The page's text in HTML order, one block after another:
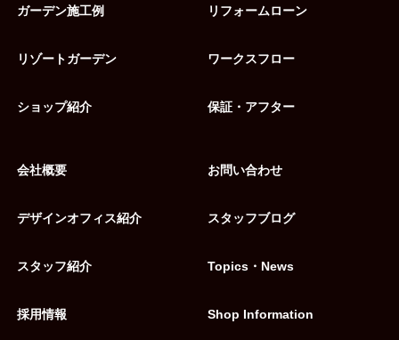
ガーデン施工例
リゾートガーデン
ショップ紹介
リフォームローン
ワークスフロー
保証・アフター
会社概要
デザインオフィス紹介
スタッフ紹介
採用情報
お問い合わせ
スタッフブログ
Topics・News
Shop Information